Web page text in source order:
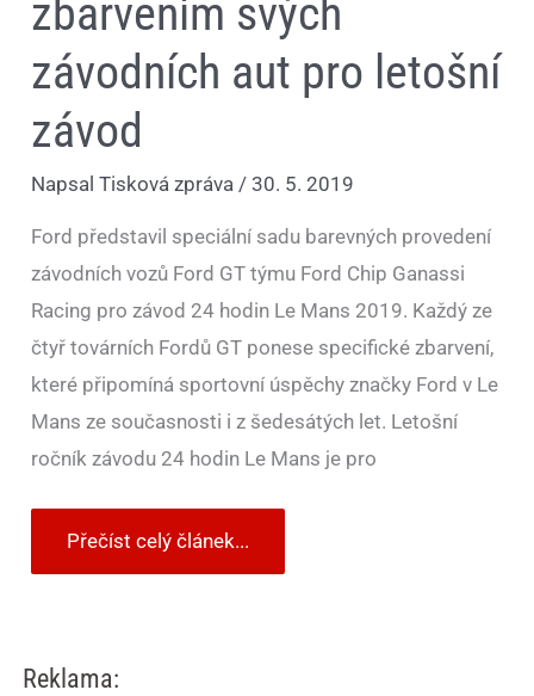
zbarvením svých
závodních aut pro letošní
závod
NapsalTisková zpráva/30. 5. 2019
Ford představil speciální sadu barevných provedení
závodních vozů Ford GT týmu Ford Chip Ganassi
Racing pro závod 24 hodin Le Mans 2019. Každý ze
čtyř továrních Fordů GT ponese specifické zbarvení,
které připomíná sportovní úspěchy značky Ford v Le
Mans ze současnosti i z šedesátých let. Letošní
ročník závodu 24 hodin Le Mans je pro
Přečíst celý článek...
Reklama: